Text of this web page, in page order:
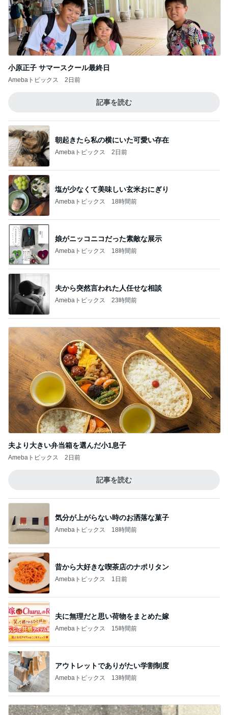
小原正子 サマースクール最終日
Amebaトピックス 2日前
記事を読む
朝起きたら私の横にいた可愛い存在
Amebaトピックス 2日前
塩が少なくて美味しい玄米おにぎり
Amebaトピックス 18時間前
娘がニッコニコだった素敵な展示
Amebaトピックス 18時間前
夫から突然言われた人任せな相談
Amebaトピックス 23時間前
夫より大きい弁当箱を選んだ小1息子
Amebaトピックス 2日前
記事を読む
気分が上がらない時のお洒落な菓子
Amebaトピックス 18時間前
昔から大好きな喫茶店のナポリタン
Amebaトピックス 1日前
夫に無理だと思い荷物をまとめた嫁
Amebaトピックス 15時間前
アウトレットでありがたい学割制度
Amebaトピックス 13時間前